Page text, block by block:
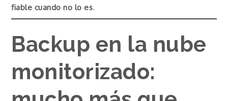
fiable cuando no lo es.
Backup en la nube
monitorizado: